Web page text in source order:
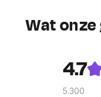
Wat
4.7
5.300